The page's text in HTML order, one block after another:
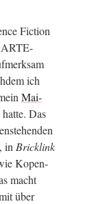
Fic­tion
ARTE-
ich
Mai-
Das
in Brick­link
Kopen­
macht
über